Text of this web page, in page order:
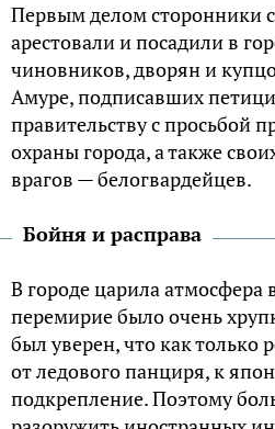
Первым делом сторонники
арестовали и посадили в
чиновников, дворян и
Амуре, подписавших
правительству с просьбой
охраны города, а также
врагов — белогвардейцев.
Бойня и расправа
В городе царила атмосфера
перемирие было очень
был уверен, что как только
от ледового панциря, к
подкрепление. Поэтому